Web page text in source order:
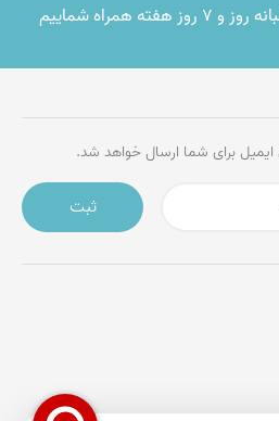
ایمیل برای شما ارسال خواهد شد.
ثبت